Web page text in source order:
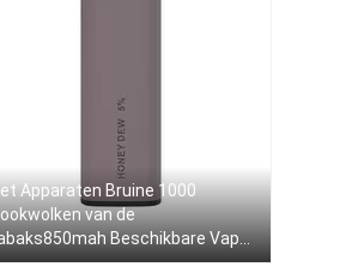
Apparaten Bruine 1000
van de
Beschikbare Vape